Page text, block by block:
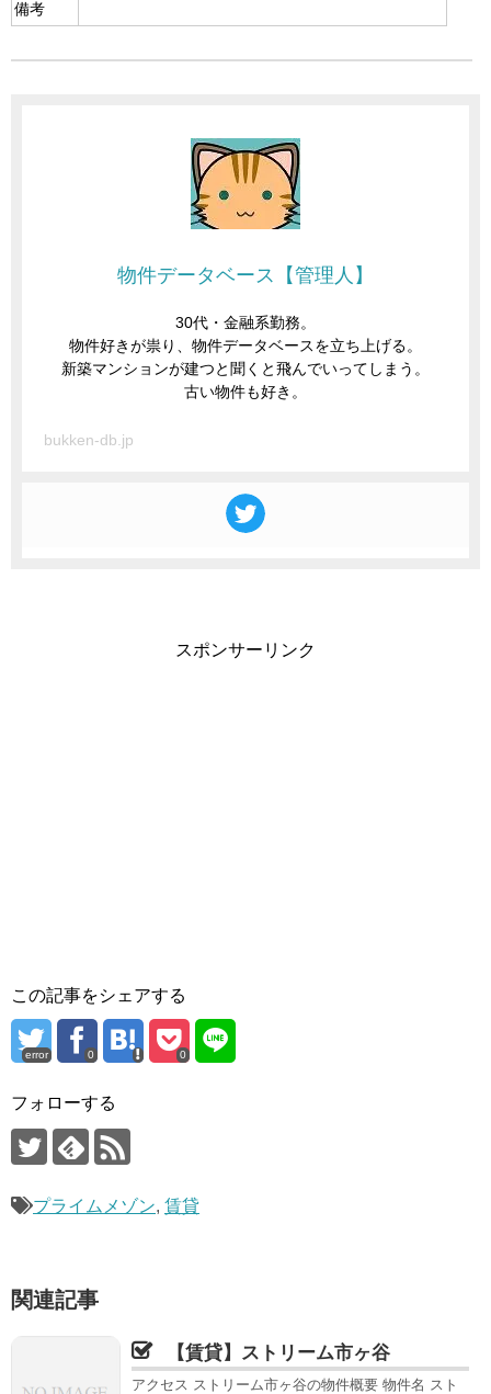
備考
物件データベース【管理人】
30代・金融系勤務。
物件好きが祟り、物件データベースを立ち上げる。
新築マンションが建つと聞くと飛んでいってしまう。
古い物件も好き。
bukken-db.jp
スポンサーリンク
この記事をシェアする
error 0 0
フォローする
プライムメゾン, 賃貸
関連記事
【賃貸】ストリーム市ヶ谷
アクセス ストリーム市ヶ谷の物件概要 物件名 スト